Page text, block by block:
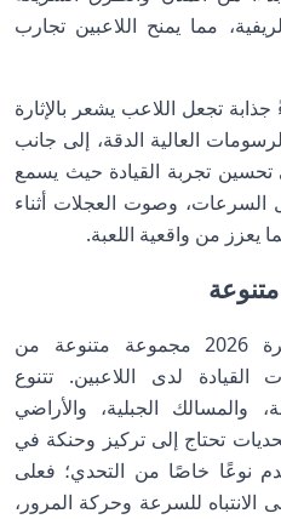
مما يمنح اللاعبين تجارب
تجعل اللاعب يشعر بالإثارة
العالية الدقة، إلى جانب
تحسين تجربة القيادة حيث يسمع
السرعات، وصوت العجلات أثناء
يعزز من واقعية اللعبة.
تقدم لعبة Truck Star مهكرة 2026 مجموعة متنوعة من
لدى اللاعبين. تتنوع
والمسالك الجبلية، والأراضي
تحتاج إلى تركيز وحنكة في
نوعًا خاصًا من التحدي؛ فعلى
الانتباه للسرعة وحركة المرور،